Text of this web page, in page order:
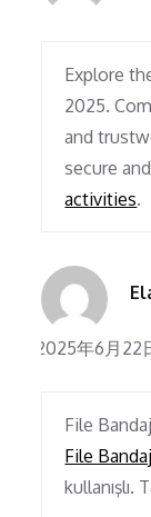
Explore
2025.
and
secure
activities.
2025年6月22
File
File
kullanışlı.